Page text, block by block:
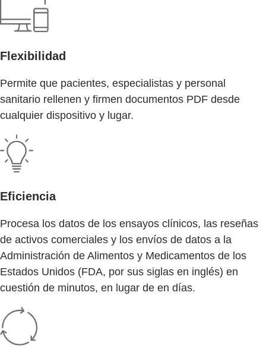
Flexibilidad
Permite que pacientes, especialistas y personal
sanitario rellenen y firmen documentos PDF desde
cualquier dispositivo y lugar.
Eficiencia
Procesa los datos de los ensayos clínicos, las reseñas
de activos comerciales y los envíos de datos a la
Administración de Alimentos y Medicamentos de los
Estados Unidos (FDA, por sus siglas en inglés) en
cuestión de minutos, en lugar de en días.